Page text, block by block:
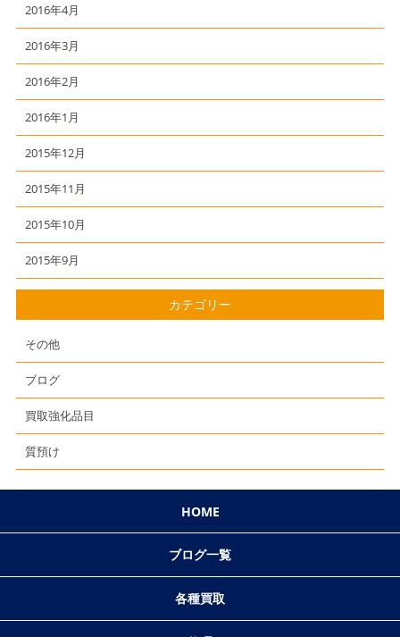
2016年4月
2016年3月
2016年2月
2016年1月
2015年12月
2015年11月
2015年10月
2015年9月
カテゴリー
その他
ブログ
買取強化品目
質預け
HOME
ブログ一覧
各種買取